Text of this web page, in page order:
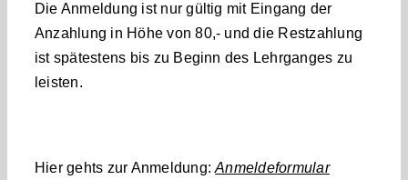
Die Anmeldung ist nur gültig mit Eingang der
Anzahlung in Höhe von 80,- und die Restzahlung
ist spätestens bis zu Beginn des Lehrganges zu
leisten.
Hier gehts zur Anmeldung:Anmeldeformular